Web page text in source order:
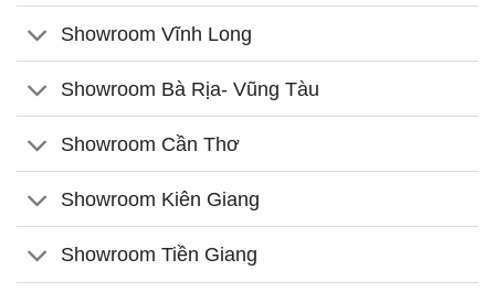
Showroom Vĩnh Long
Showroom Bà Rịa- Vũng Tàu
Showroom Cần Thơ
Showroom Kiên Giang
Showroom Tiền Giang